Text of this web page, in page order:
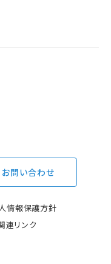
お問い合わせ
情報保護方針
連リンク